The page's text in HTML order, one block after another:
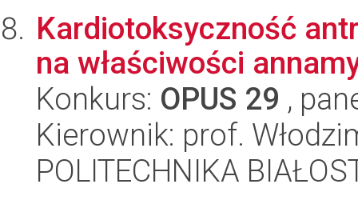
Kardiotoksyczność
na właściwości
Konkurs: OPUS 29 ,
Kierownik: prof.
POLITECHNIKA